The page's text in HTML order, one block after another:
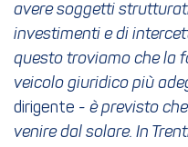
avere soggetti
investimenti e di
questo troviamo che la
veicolo giuridico più
dirigente - è previsto
venire dal solare. In